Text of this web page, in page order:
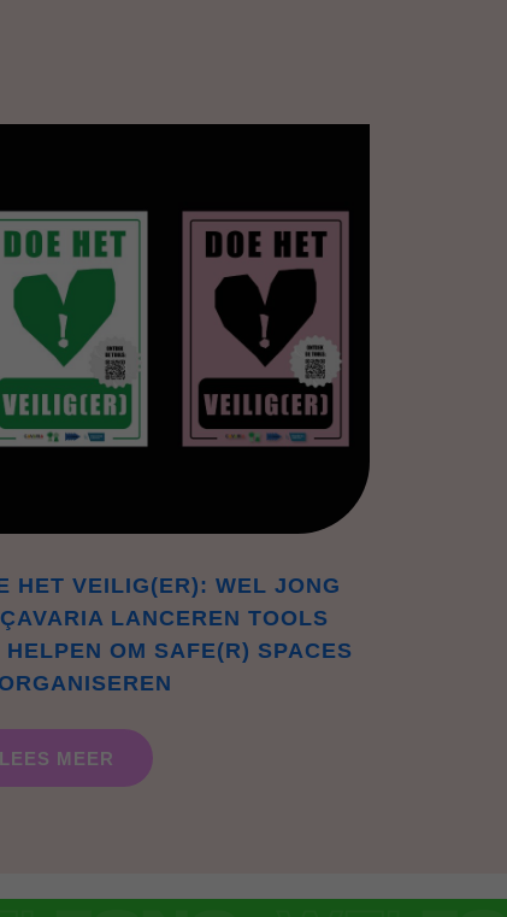
HET VEILIG(ER): WEL JONG
LANCEREN TOOLS
HELPEN OM SAFE(R) SPACES
LEES MEER